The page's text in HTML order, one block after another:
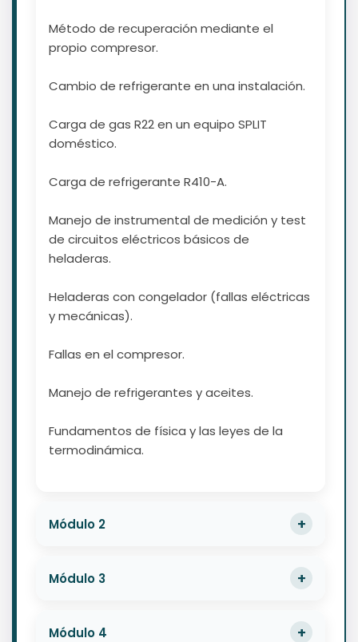
Método de recuperación mediante el
propio compresor.
Cambio de refrigerante en una instalación.
Carga de gas R22 en un equipo SPLIT
doméstico.
Carga de refrigerante R410-A.
Manejo de instrumental de medición y test
de circuitos eléctricos básicos de
heladeras.
Heladeras con congelador (fallas eléctricas
y mecánicas).
Fallas en el compresor.
Manejo de refrigerantes y aceites.
Fundamentos de física y las leyes de la
termodinámica.
Módulo 2
Módulo 3
Módulo 4